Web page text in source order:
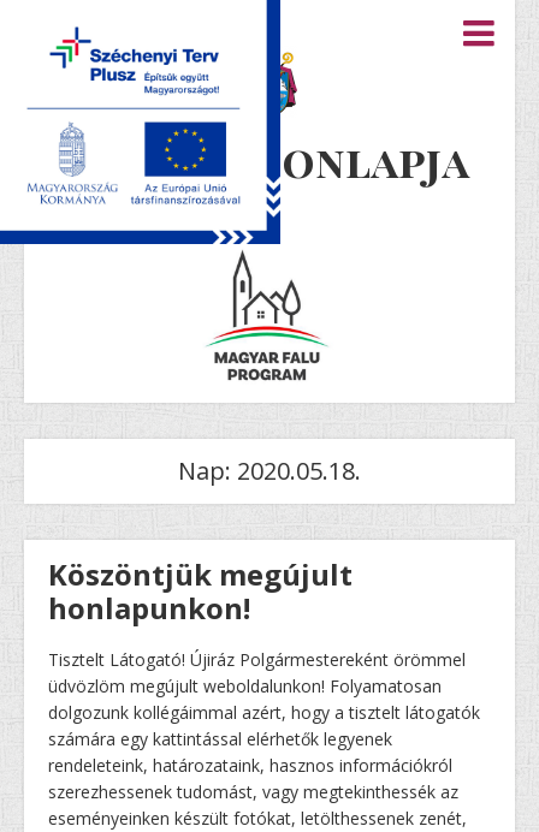
Újiráz honlapja
Nap: 2020.05.18.
Köszöntjük megújult
honlapunkon!
Tisztelt Látogató! Újiráz Polgármestereként örömmel
üdvözlöm megújult weboldalunkon! Folyamatosan
dolgozunk kollégáimmal azért, hogy a tisztelt látogatók
számára egy kattintással elérhetők legyenek
rendeleteink, határozataink, hasznos információkról
szerezhessenek tudomást, vagy megtekinthessék az
eseményeinken készült fotókat, letölthessenek zenét,